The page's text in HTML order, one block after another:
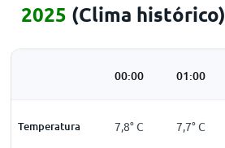
2025 (Clima histórico)
00:00 01:00
Temperatura 7,8°C 7,7°C